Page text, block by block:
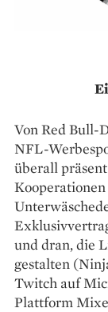
Von Red Bull-
NFL-
überall
und dran, die
gestalten
Twitch auf
Plattform